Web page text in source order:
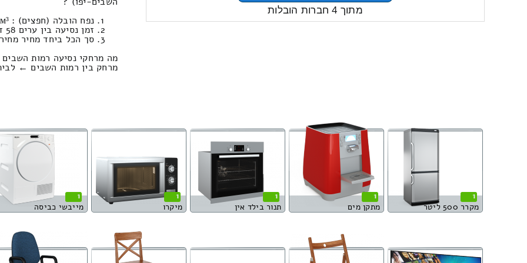
מתוך 4 חברות הובלות
נפח הובלה (חפצים) : 12.71м³ / משקל : 642 ק”ג. / טעינה ופריקה: 891.22 ₪
זמן נסיעה בין ערים 58 דקות / מחיר נסיעה 791.92 שקל
סך הכל ביחד מחיר מחירון:
מה מרחקי נסיעה רמות השבים
מרחק בין רמות השבים ← לבית גוברין
1
מקרר 500 ליטר
1
מתקן מים
1
תנור בילד אין
1
מיקרו
1
מייבשי כביסה